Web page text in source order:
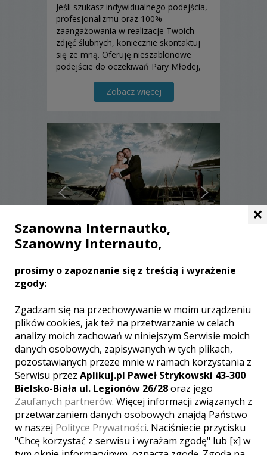
Jeśli szukasz indywidualnego podejścia,
profesjonalizmu oraz 100%
zaangażowania w realizacje Twoich
zdjęć ślubnych, koniecznie skontaktuj
się ze mną. Oferuję nieszablonowe
podejście do oczekiwań Pary Młodej,
Zobacz więcej
Grzegorz - Warszawa
Ocena:5,00 / 5
(1 opinia)
Poleceń: 21
Fotograf z wykształcenia i z pasji.
Wieloletnie doświadczenie w różnych
dziedzinach fotografii pozwala mi
unikać rutyny i szukać nieszablonowych
rozwiązań.
Zobacz więcej
×
Szanowna Internautko,
Szanowny Internauto,
prosimy o zapoznanie się z treścią i wyrażenie
zgody:
Zgadzam się na przechowywanie w moim urządzeniu
plików cookies, jak też na przetwarzanie w celach
analizy moich zachowań w niniejszym Serwisie moich
danych osobowych, zapisywanych w tych plikach,
pozostawianych przeze mnie w ramach korzystania z
Serwisu przez Aplikuj.pl Paweł Strykowski 43-300
Bielsko-Biała ul. Legionów 26/28oraz jego
Zaufanych partnerów. Więcej informacji związanych z
przetwarzaniem danych osobowych znajdą Państwo
w naszej Polityce Prywatności. Naciśniecie przycisku
"Chcę korzystać z serwisu i wyrażam zgodę" lub [x] w